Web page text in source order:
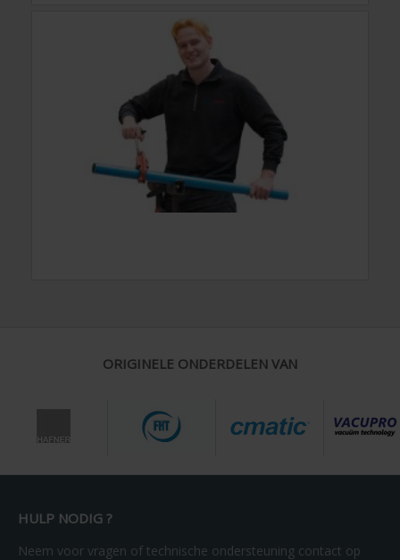
ORIGINELE ONDERDELEN VAN
HULP NODIG ?
Neem voor vragen of technische ondersteuning contact op